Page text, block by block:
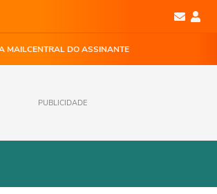
MAILCENTRAL DO ASSINANTE
PUBLICIDADE